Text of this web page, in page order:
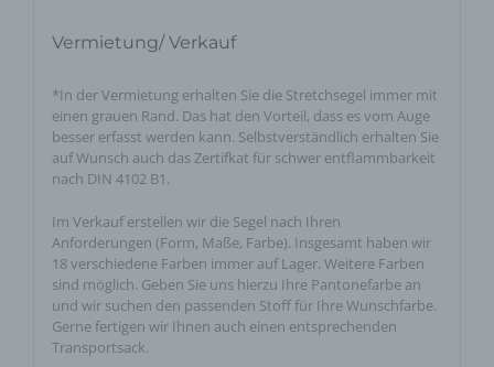
Vermietung/ Verkauf
*In der Vermietung erhalten Sie die Stretchsegel immer mit
einen grauen Rand. Das hat den Vorteil, dass es vom Auge
besser erfasst werden kann. Selbstverständlich erhalten Sie
auf Wunsch auch das Zertifkat für schwer entflammbarkeit
nach DIN 4102 B1.
Im Verkauf erstellen wir die Segel nach Ihren
Anforderungen (Form, Maße, Farbe). Insgesamt haben wir
18 verschiedene Farben immer auf Lager. Weitere Farben
sind möglich. Geben Sie uns hierzu Ihre Pantonefarbe an
und wir suchen den passenden Stoff für Ihre Wunschfarbe.
Gerne fertigen wir Ihnen auch einen entsprechenden
Transportsack.